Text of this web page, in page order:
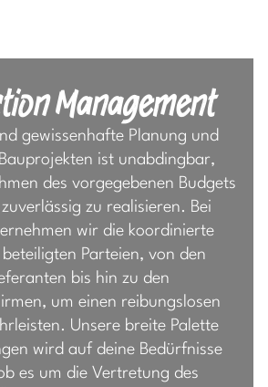
Management
gewissenhafte Planung und
ist unabdingbar,
des vorgegebenen Budgets
zu realisieren. Bei
wir die koordinierte
Parteien, von den
bis hin zu den
um einen reibungslosen
Unsere breite Palette
wird auf deine Bedürfnisse
es um die Vertretung des